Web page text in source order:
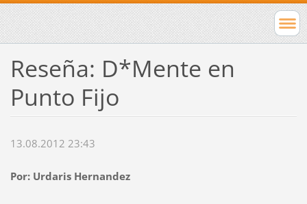
Reseña: D*Mente en
Punto Fijo
13.08.2012 23:43
Por: Urdaris Hernandez